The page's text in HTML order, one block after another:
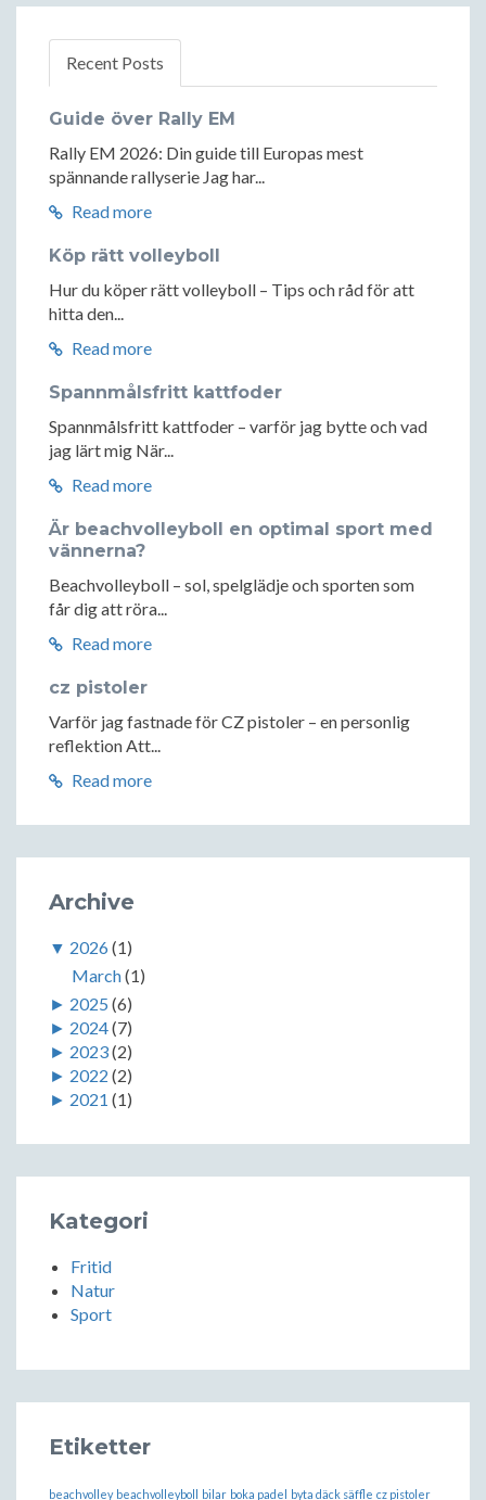
Recent Posts
Guide över Rally EM
Rally EM 2026: Din guide till Europas mest
spännande rallyserie Jag har...
Read more
Köp rätt volleyboll
Hur du köper rätt volleyboll – Tips och råd för att
hitta den...
Read more
Spannmålsfritt kattfoder
Spannmålsfritt kattfoder – varför jag bytte och vad
jag lärt mig När...
Read more
Är beachvolleyboll en optimal sport med
vännerna?
Beachvolleyboll – sol, spelglädje och sporten som
får dig att röra...
Read more
cz pistoler
Varför jag fastnade för CZ pistoler – en personlig
reflektion Att...
Read more
Archive
▼ 2026(1)
March(1)
► 2025 (6)
► 2024(7)
► 2023(2)
► 2022 (2)
► 2021 (1)
Kategori
Fritid
Natur
Sport
Etiketter
beachvolley beachvolleyboll bilar boka padel byta däck säffle cz pistoler